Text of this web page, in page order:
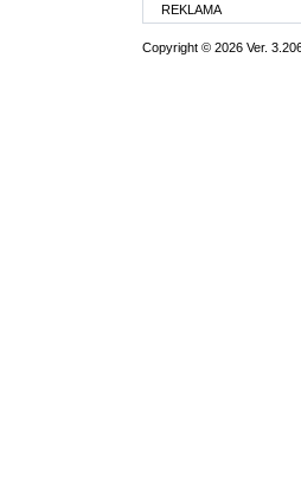
REKLAMA
Copyright © 2026 Ver.